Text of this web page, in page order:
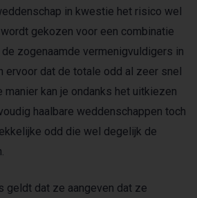
in kwestie het risico wel
gekozen voor een combinatie
zogenaamde vermenigvuldigers in
ervoor dat de totale odd al zeer snel
manier kan je ondanks het uitkiezen
haalbare weddenschappen toch
odd die wel degelijk de
geldt dat ze aangeven dat ze